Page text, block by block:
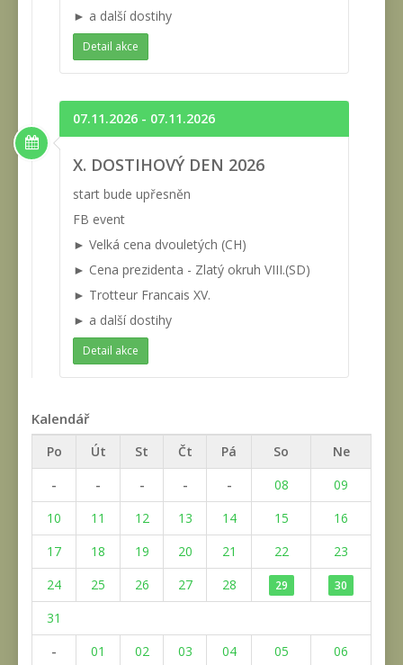
► a další dostihy
Detail akce
07.11.2026 - 07.11.2026
X. DOSTIHOVÝ DEN 2026
start bude upřesněn
FB event
► Velká cena dvouletých (CH)
► Cena prezidenta - Zlatý okruh VIII.(SD)
► Trotteur Francais XV.
► a další dostihy
Detail akce
Kalendář
Po Út St Čt Pá So
Ne
-
- - - - 08
09
10
11 12 13 14 15
16
17
18 19 20 21 22
23
24
25 26 27 28 29 30
31
-
01 02 03 04 05 06